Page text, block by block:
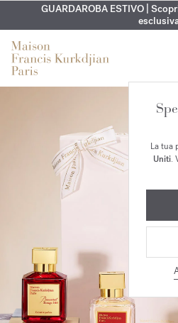
ESCLUSIVO | Scopri la nuova
tuo
INCISIONE GRATUITA | Su
corpo fino al 9
GUARDAROBA ESTIVO |
La tua
Uniti.